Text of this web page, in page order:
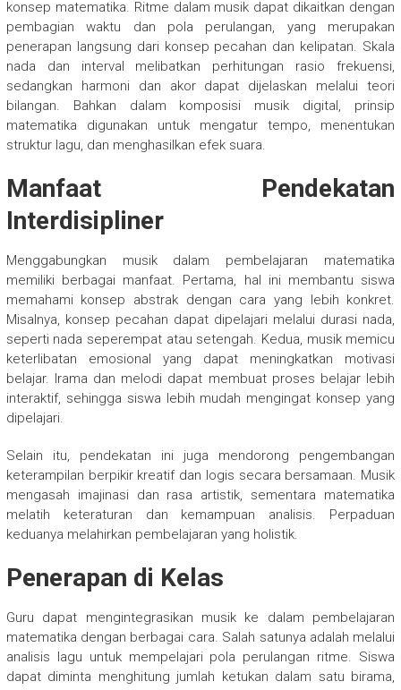
konsep matematika. Ritme dalam musik dapat dikaitkan dengan
pembagian waktu dan pola perulangan, yang merupakan
penerapan langsung dari konsep pecahan dan kelipatan. Skala
nada dan interval melibatkan perhitungan rasio frekuensi,
sedangkan harmoni dan akor dapat dijelaskan melalui teori
bilangan. Bahkan dalam komposisi musik digital, prinsip
matematika digunakan untuk mengatur tempo, menentukan
struktur lagu, dan menghasilkan efek suara.
Manfaat Pendekatan
Interdisipliner
Menggabungkan musik dalam pembelajaran matematika
memiliki berbagai manfaat. Pertama, hal ini membantu siswa
memahami konsep abstrak dengan cara yang lebih konkret.
Misalnya, konsep pecahan dapat dipelajari melalui durasi nada,
seperti nada seperempat atau setengah. Kedua, musik memicu
keterlibatan emosional yang dapat meningkatkan motivasi
belajar. Irama dan melodi dapat membuat proses belajar lebih
interaktif, sehingga siswa lebih mudah mengingat konsep yang
dipelajari.
Selain itu, pendekatan ini juga mendorong pengembangan
keterampilan berpikir kreatif dan logis secara bersamaan. Musik
mengasah imajinasi dan rasa artistik, sementara matematika
melatih keteraturan dan kemampuan analisis. Perpaduan
keduanya melahirkan pembelajaran yang holistik.
Penerapan di Kelas
Guru dapat mengintegrasikan musik ke dalam pembelajaran
matematika dengan berbagai cara. Salah satunya adalah melalui
analisis lagu untuk mempelajari pola perulangan ritme. Siswa
dapat diminta menghitung jumlah ketukan dalam satu birama,